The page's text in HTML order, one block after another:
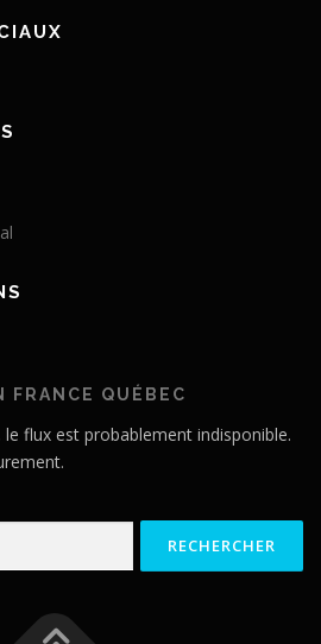
FRANCE QUÉBEC
le flux est probablement indisponible.